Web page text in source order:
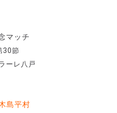
マッチ
30節
ーレ八戸
島平村